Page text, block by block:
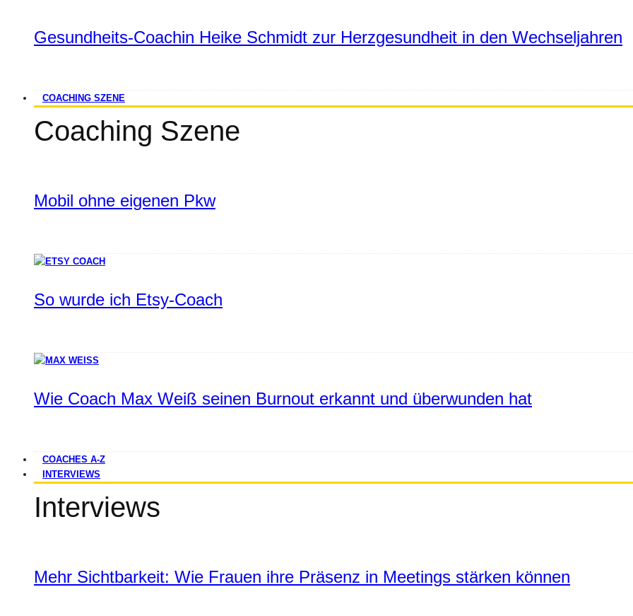
Gesundheits-Coachin Heike Schmidt zur Herzgesundheit in den Wechseljahren
COACHING SZENE
Coaching Szene
Mobil ohne eigenen Pkw
So wurde ich Etsy-Coach
Wie Coach Max Weiß seinen Burnout erkannt und überwunden hat
COACHES A-Z
INTERVIEWS
Interviews
Mehr Sichtbarkeit: Wie Frauen ihre Präsenz in Meetings stärken können